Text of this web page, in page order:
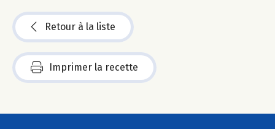
Retour à la liste
Imprimer la recette